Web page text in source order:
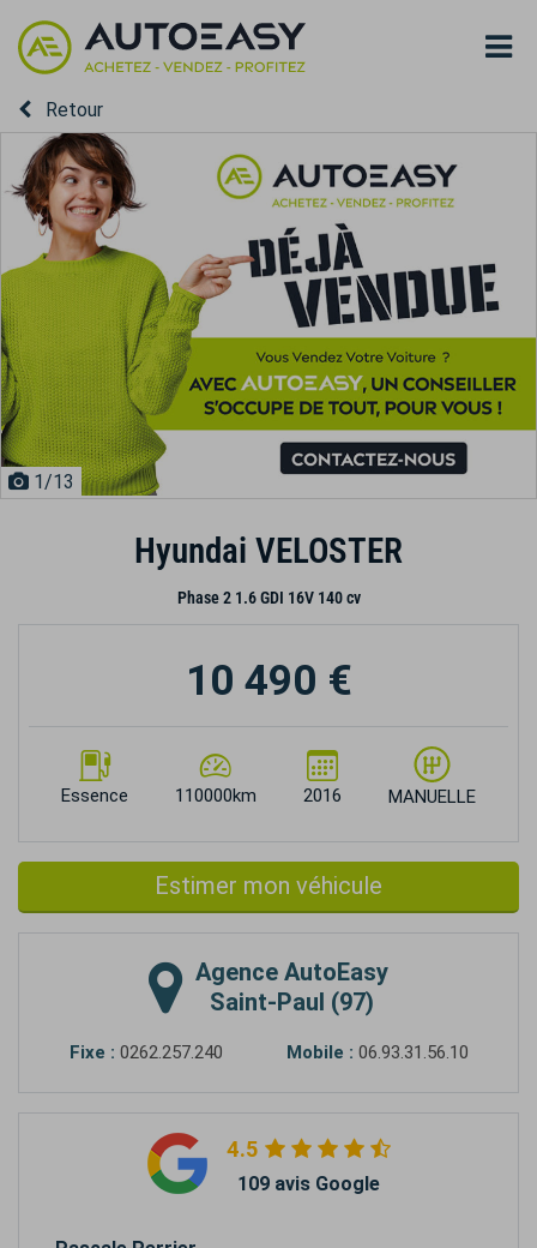
Retour
1/13
Hyundai VELOSTER
Phase 2 1.6 GDI 16V 140 cv
Essence 110000km 2016 MANUELLE
10 490 €
Estimer mon véhicule
Agence AutoEasy
Saint-Paul (97)
Fixe : 0262.257.240 Mobile : 06.93.31.56.10
4.5
109 avis Google